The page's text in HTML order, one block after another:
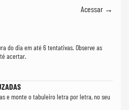
Acessar →
do dia em até 6 tentativas. Observe as
acertar.
e monte o tabuleiro letra por letra, no seu